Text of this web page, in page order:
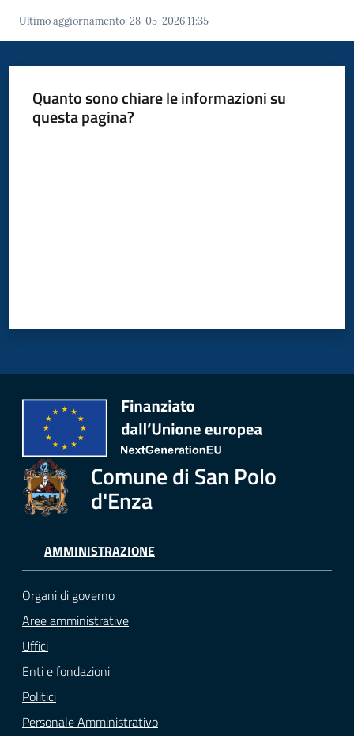
Ultimo aggiornamento:28-05-2026 11:35
Quanto sono chiare le informazioni su
questa pagina?
Comune di San Polo
d'Enza
AMMINISTRAZIONE
Organi di governo
Aree amministrative
Uffici
Enti e fondazioni
Politici
Personale Amministrativo